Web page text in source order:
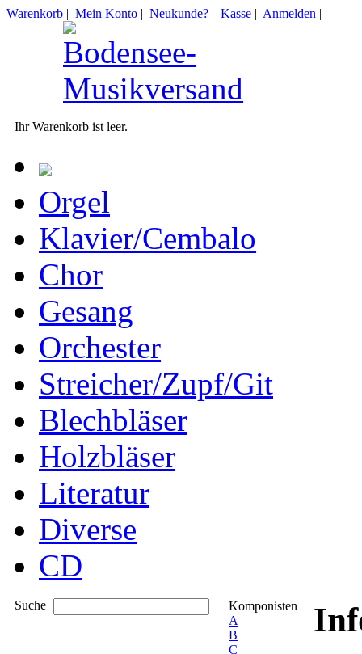
Warenkorb | Mein Konto | Neukunde? | Kasse | Anmelden |
Ihr Warenkorb ist leer.
Orgel
Klavier/Cembalo
Chor
Gesang
Orchester
Streicher/Zupf/Git
Blechbläser
Holzbläser
Literatur
Diverse
CD
Suche
Komponisten
A
B
C